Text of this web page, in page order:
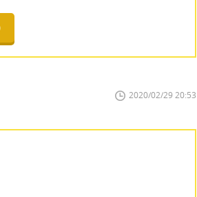
2020/02/29 20:53